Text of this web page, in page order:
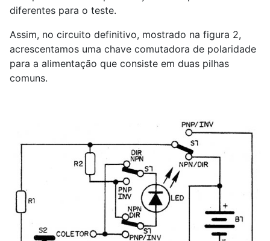
diferentes para o teste.
Assim, no circuito definitivo, mostrado na figura 2,
acrescentamos uma chave comutadora de polaridade
para a alimentação que consiste em duas pilhas
comuns.